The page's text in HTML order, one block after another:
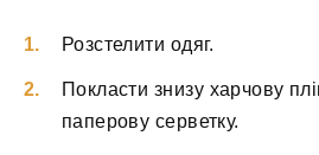
Розстелити одяг.
Покласти знизу харчову
паперову серветку.